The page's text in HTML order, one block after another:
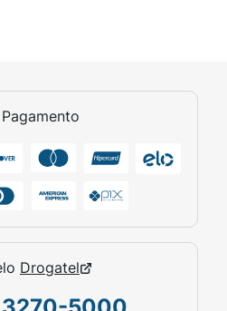
Drogatel